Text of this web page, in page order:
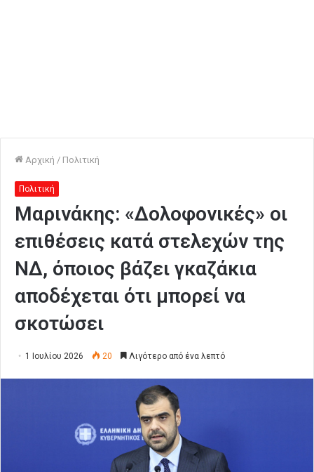
Αρχική / Πολιτική
Πολιτική
Μαρινάκης: «Δολοφονικές» οι
επιθέσεις κατά στελεχών της
ΝΔ, όποιος βάζει γκαζάκια
αποδέχεται ότι μπορεί να
σκοτώσει
1 Ιουλίου 2026 20 Λιγότερο από ένα λεπτό